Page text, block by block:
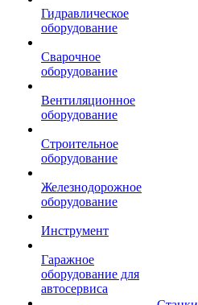
Гидравлическое
оборудование
Сварочное
оборудование
Вентиляционное
оборудование
Строительное
оборудование
Железнодорожное
оборудование
Инструмент
Гаражное
оборудование для
автосервиса